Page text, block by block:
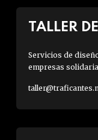
TALLER
Servicios de
empresas